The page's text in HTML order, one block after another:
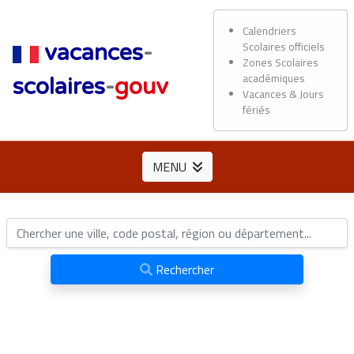
vacances-
scolaires-gouv
Calendriers
Scolaires officiels
Zones Scolaires
académiques
Vacances & Jours
fériés
MENU
Rechercher